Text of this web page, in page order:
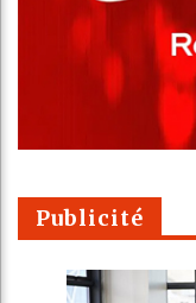
Publicité